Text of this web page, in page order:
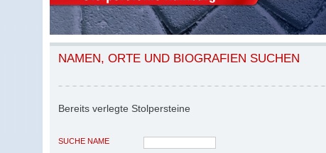
NAMEN, ORTE UND BIOGRAFIEN SUCHEN
Bereits verlegte Stolpersteine
SUCHE NAME